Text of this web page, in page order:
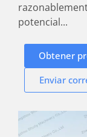
potencial...
Obtener
Enviar